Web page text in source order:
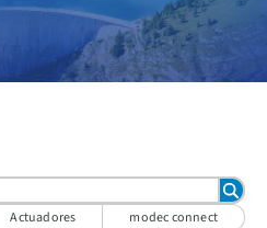
Actuadores
modec connect